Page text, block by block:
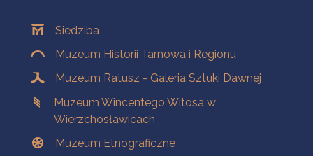
Siedziba
Muzeum Historii Tarnowa i Regionu
Muzeum Ratusz - Galeria Sztuki Dawnej
Muzeum Wincentego Witosa w
Wierzchosławicach
Muzeum Etnograficzne